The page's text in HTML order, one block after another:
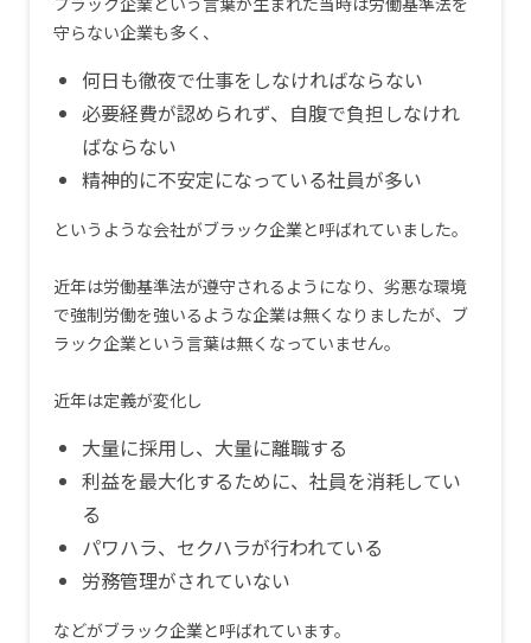
守らない企業も多く、
何日も徹夜で仕事をしなければならない
必要経費が認められず、自腹で負担しなけれ
ばならない
精神的に不安定になっている社員が多い
というような会社がブラック企業と呼ばれていました。
近年は労働基準法が遵守されるようになり、劣悪な環境
で強制労働を強いるような企業は無くなりましたが、ブ
ラック企業という言葉は無くなっていません。
近年は定義が変化し
大量に採用し、大量に離職する
利益を最大化するために、社員を消耗してい
る
パワハラ、セクハラが行われている
労務管理がされていない
などがブラック企業と呼ばれています。